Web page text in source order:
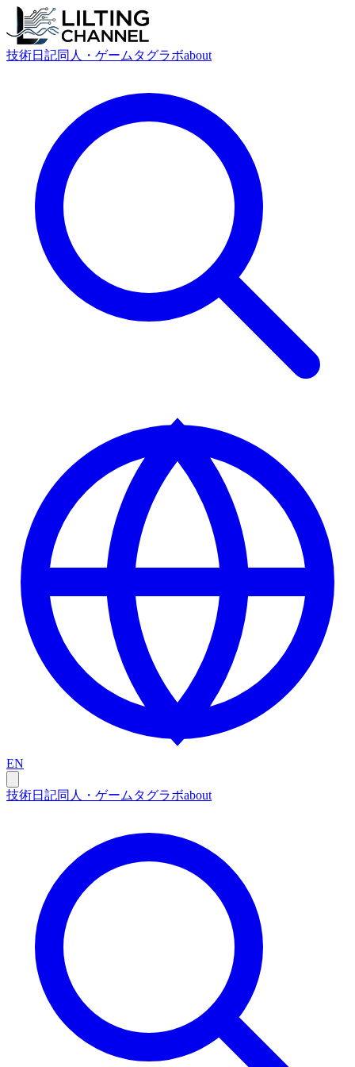
技術日記同人・ゲーム タグラボabout
EN
技術日記同人・ゲーム タグラボabout